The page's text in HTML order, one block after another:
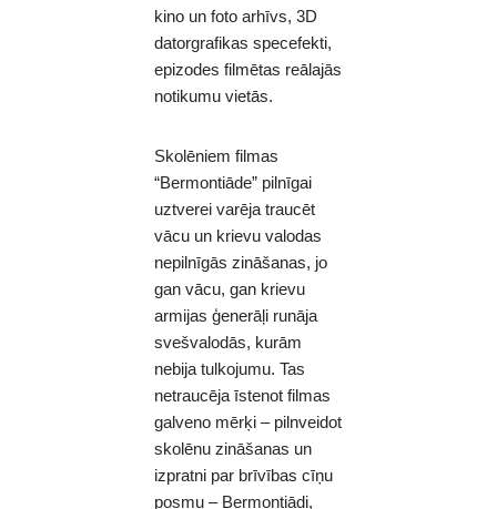
kino un foto arhīvs, 3D
datorgrafikas specefekti,
epizodes filmētas reālajās
notikumu vietās.
Skolēniem filmas
“Bermontiāde” pilnīgai
uztverei varēja traucēt
vācu un krievu valodas
nepilnīgās zināšanas, jo
gan vācu, gan krievu
armijas ģenerāļi runāja
svešvalodās, kurām
nebija tulkojumu. Tas
netraucēja īstenot filmas
galveno mērķi – pilnveidot
skolēnu zināšanas un
izpratni par brīvības cīņu
posmu – Bermontiādi,